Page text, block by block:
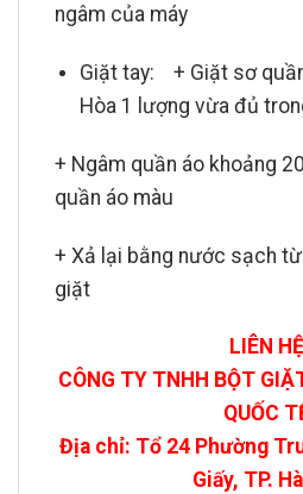
ngâm của máy
Giặt tay: + Giặt sơ
Hòa 1 lượng vừa đủ
+ Ngâm quần áo khoảng
quần áo màu
+ Xả lại bằng nước sạch
giặt
LIÊN HỆ
CÔNG TY TNHH BỘT
QUỐC
Địa chỉ: Tổ 24 Phường
Giấy, TP.